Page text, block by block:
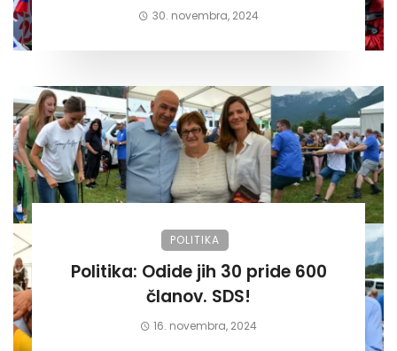
30. novembra, 2024
POLITIKA
Politika: Odide jih 30 pride 600
članov. SDS!
16. novembra, 2024